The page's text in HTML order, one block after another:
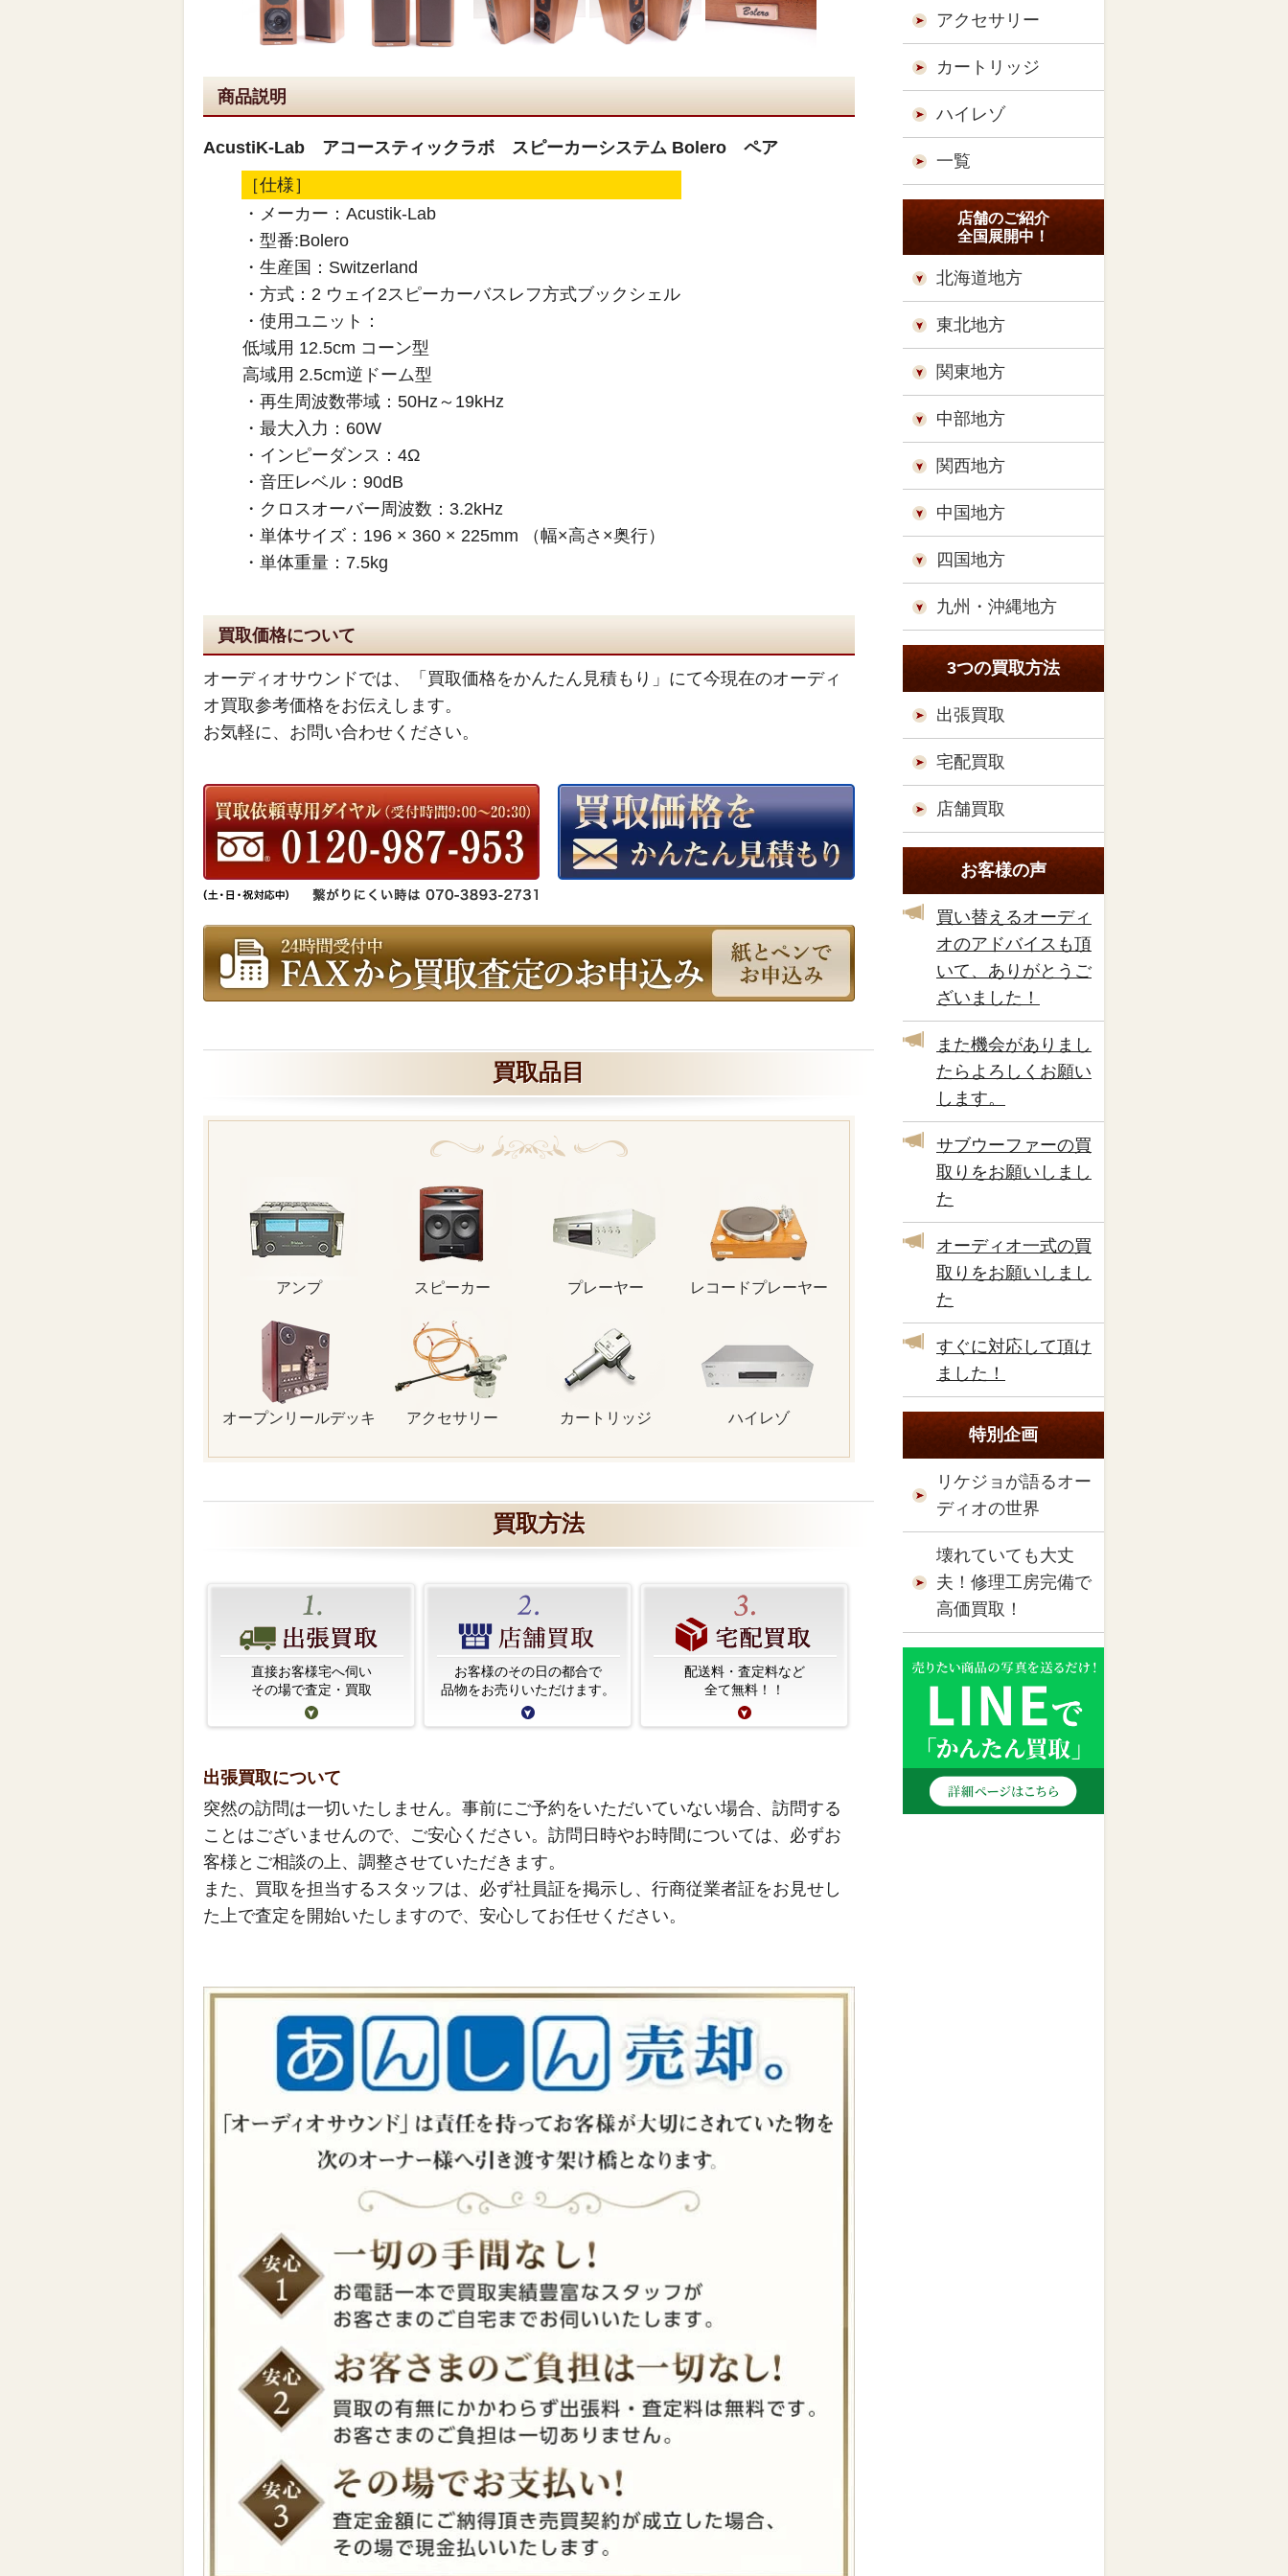
商品説明
AcustiK-Lab アコースティックラボ スピーカーシステム Bolero ペア
［仕様］
・メーカー：Acustik-Lab
・型番:Bolero
・生産国：Switzerland
・方式：2 ウェイ2スピーカーバスレフ方式ブックシェル
・使用ユニット：
低域用 12.5cm コーン型
高域用 2.5cm逆ドーム型
・再生周波数帯域：50Hz～19kHz
・最大入力：60W
・インピーダンス：4Ω
・音圧レベル：90dB
・クロスオーバー周波数：3.2kHz
・単体サイズ：196 × 360 × 225mm （幅×高さ×奥行）
・単体重量：7.5kg
買取価格について
オーディオサウンドでは、「買取価格をかんたん見積もり」にて今現在のオーディ
オ買取参考価格をお伝えします。
お気軽に、お問い合わせください。
買取品目
アンプ スピーカー プレーヤー レコードプレーヤー
オープンリールデッキ アクセサリー カートリッジ ハイレゾ
買取方法
直接お客様宅へ伺い
その場で査定・買取
お客様のその日の都合で
品物をお売りいただけます。
配送料・査定料など
全て無料！！
出張買取について
突然の訪問は一切いたしません。事前にご予約をいただいていない場合、訪問する
ことはございませんので、ご安心ください。訪問日時やお時間については、必ずお
客様とご相談の上、調整させていただきます。
また、買取を担当するスタッフは、必ず社員証を掲示し、行商従業者証をお見せし
た上で査定を開始いたしますので、安心してお任せください。
アクセサリー
カートリッジ
ハイレゾ
一覧
店舗のご紹介
全国展開中！
北海道地方
東北地方
関東地方
中部地方
関西地方
中国地方
四国地方
九州・沖縄地方
3つの買取方法
出張買取
宅配買取
店舗買取
お客様の声
買い替えるオーディ
オのアドバイスも頂
いて、ありがとうご
ざいました！
また機会がありまし
たらよろしくお願い
します。
サブウーファーの買
取りをお願いしまし
た
オーディオ一式の買
取りをお願いしまし
た
すぐに対応して頂け
ました！
特別企画
リケジョが語るオー
ディオの世界
壊れていても大丈
夫！修理工房完備で
高価買取！